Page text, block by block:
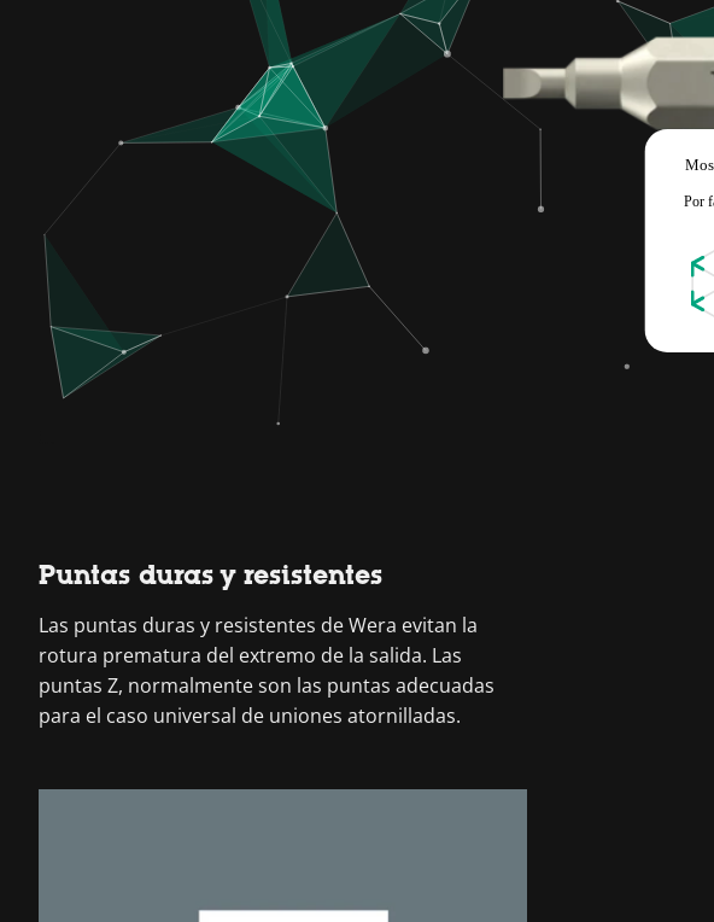
Puntas duras y resistentes
Las puntas duras y resistentes de Wera evitan la
rotura prematura del extremo de la salida. Las
puntas Z, normalmente son las puntas adecuadas
para el caso universal de uniones atornilladas.